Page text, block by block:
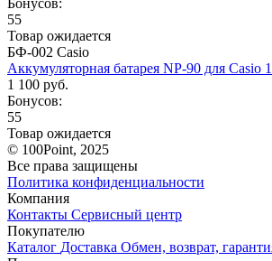
55
Товар ожидается
БФ-002 Casio
Аккумуляторная батарея NP-90 для Casio
1 100 руб.
Бонусов:
55
Товар ожидается
© 100Point, 2025
Все права защищены
Политика конфиденциальности
Компания
Контакты Сервисный центр
Покупателю
Каталог Доставка Обмен, возврат,